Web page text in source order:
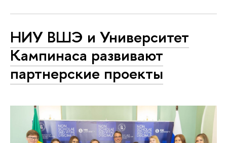
НИУ ВШЭ и Университет
Кампинаса развивают
партнерские проекты